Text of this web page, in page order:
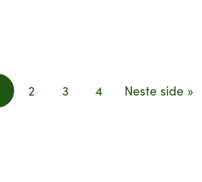
2 3 4 Neste side »